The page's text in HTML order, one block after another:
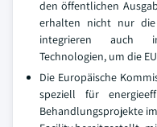
den öffentlichen
erhalten nicht nur die
integrieren auch
Technologien, um die
Die Europäische
speziell für
Behandlungsprojekte